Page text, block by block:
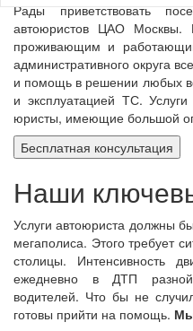
Рады приветствовать
автоюристов ЦАО Москвы.
проживающим и
административного округа
и помощь в решении любых
и эксплуатацией ТС.
юристы, имеющие большой
Бесплатная консультация
Наши
Услуги автоюриста должны
мегаполиса. Этого требует
столицы. Интенсивность
ежедневно в ДТП
водителей. Что бы не
готовы прийти на помощь.